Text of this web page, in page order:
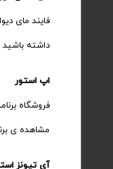
داشته
اپ استور
مشاهده ی
آی تیونز